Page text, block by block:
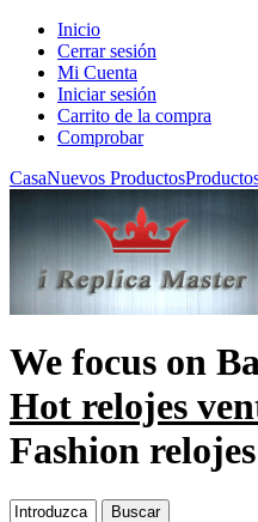
Inicio
Cerrar sesión
Mi Cuenta
Iniciar sesión
Carrito de la compra
Comprobar
CasaNuevos Productos
We focus on
Hot relojes
Fashion relojes